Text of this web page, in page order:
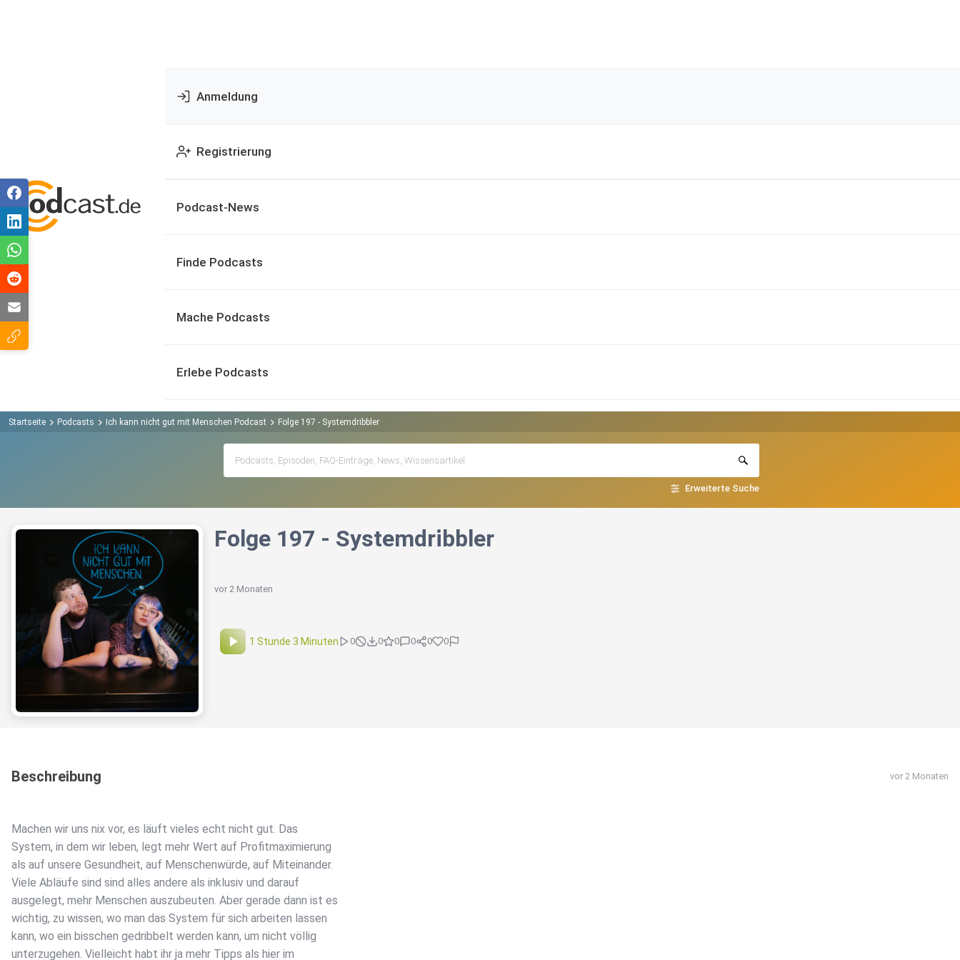
Anmeldung
Registrierung
Podcast-News
Finde Podcasts
Mache Podcasts
Erlebe Podcasts
Startseite Podcasts Ich kann nicht gut mit Menschen Podcast Folge 197 - Systemdribbler
Erweiterte Suche
Folge 197 - Systemdribbler
vor 2 Monaten
1 Stunde 3 Minuten 0 0 0 0 0 0
Beschreibung vor 2 Monaten
Machen wir uns nix vor, es läuft vieles echt nicht gut. Das
System, in dem wir leben, legt mehr Wert auf Profitmaximierung
als auf unsere Gesundheit, auf Menschenwürde, auf Miteinander.
Viele Abläufe sind sind alles andere als inklusiv und darauf
ausgelegt, mehr Menschen auszubeuten. Aber gerade dann ist es
wichtig, zu wissen, wo man das System für sich arbeiten lassen
kann, wo ein bisschen gedribbelt werden kann, um nicht völlig
unterzugehen. Vielleicht habt ihr ja mehr Tipps als hier im